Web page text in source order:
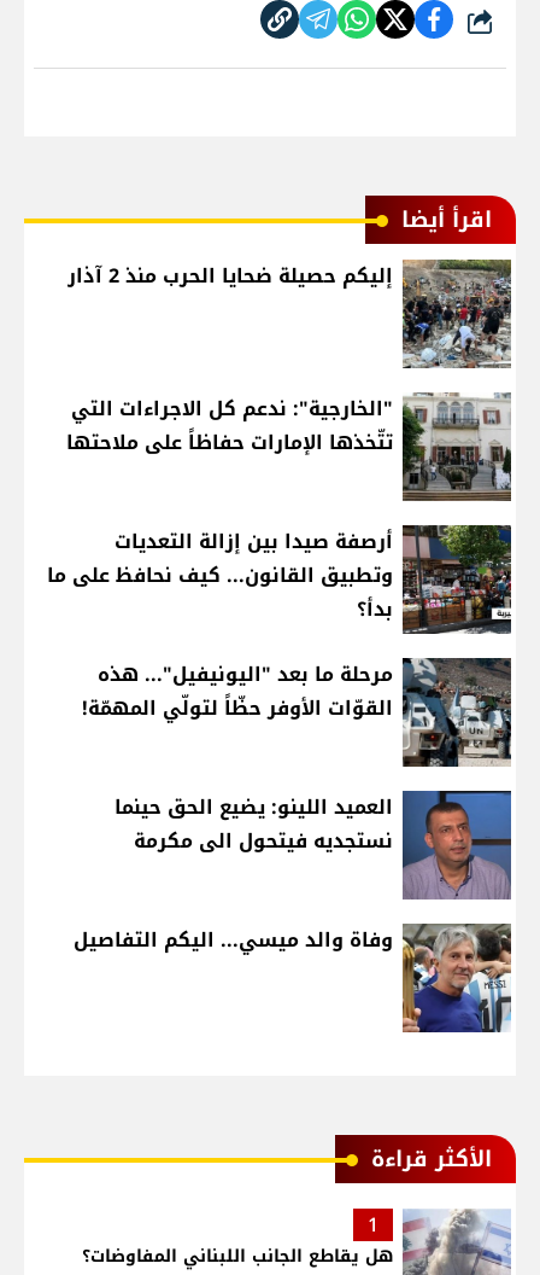
شارك
اقرأ أيضا
إليكم حصيلة ضحايا الحرب منذ 2 آذار
"الخارجية": ندعم كل الاجراءات التي
تتّخذها الإمارات حفاظاً على ملاحتها
أرصفة صيدا بين إزالة التعديات
وتطبيق القانون... كيف نحافظ على ما
بدأ؟
مرحلة ما بعد "اليونيفيل"... هذه
القوّات الأوفر حظّاً لتولّي المهمّة!
العميد اللينو: يضيع الحق حينما
نستجديه فيتحول الى مكرمة
وفاة والد ميسي... اليكم التفاصيل
الأكثر قراءة
1
هل يقاطع الجانب اللبناني المفاوضات؟